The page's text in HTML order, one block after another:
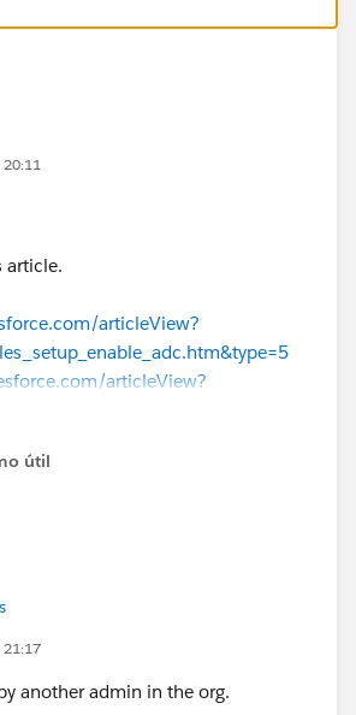
20:11
article.
articleView?
articleView?
Experience
útil
21:17
another admin in the org.